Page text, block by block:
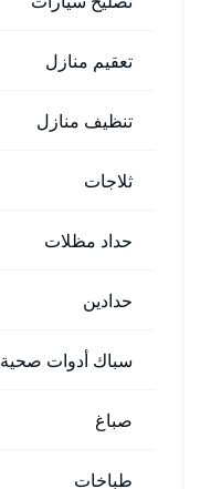
تعقيم منازل
تنظيف منازل
ثلاجات
حداد مظلات
حدادين
سباك أدوات صحية
صباغ
طباخات